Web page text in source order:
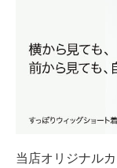
当店オリジナル